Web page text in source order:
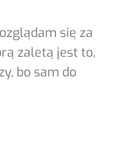
się za
zaletą jest to,
bo sam do